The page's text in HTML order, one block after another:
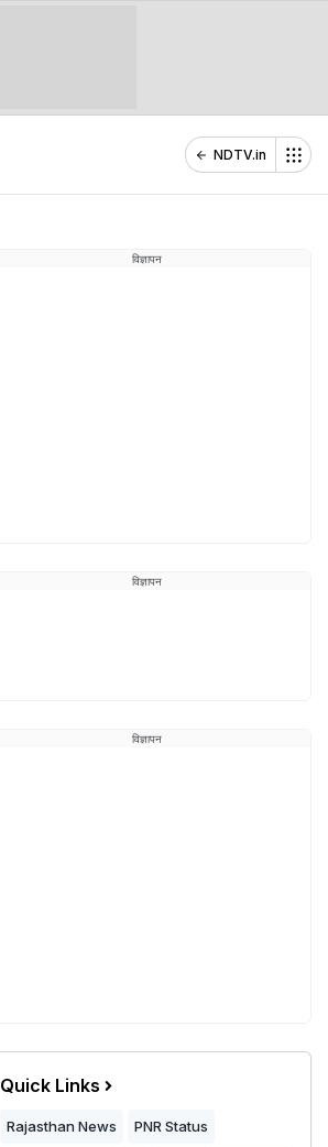
NDTV.in
विज्ञापन
विज्ञापन
विज्ञापन
Quick Links
Rajasthan News PNR Status